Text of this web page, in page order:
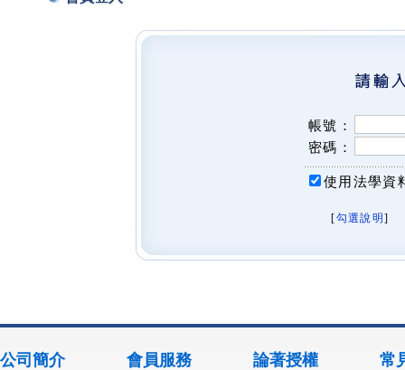
帳號：
密碼：
使用法學資
[勾選說明 ]
公司簡介 會員服務 論著授權 常